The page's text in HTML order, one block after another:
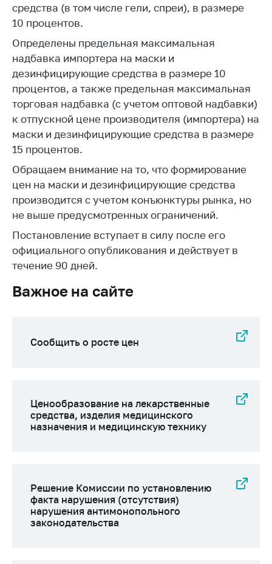
Выставочная
деятельность в
Республике
Беларусь
Защита
персональных
данных
Новости
Обратиться в МАРТ
Личный прием
граждан и юр. лиц
Прямaя телефоннaя
линия
Горячая линия
Электронные
обращения
Сообщить о росте
цен на лекарства и
Адрес и режим
работы
Горячая линия
Пресс-служба
Вышестоящий
средства (в том числе гели, спреи), в размере
10 процентов.
Определены предельная максимальная
надбавка импортера на маски и
дезинфицирующие средства в размере 10
процентов, а также предельная максимальная
торговая надбавка (с учетом оптовой надбавки)
к отпускной цене производителя (импортера) на
маски и дезинфицирующие средства в размере
15 процентов.
Обращаем внимание на то, что формирование
цен на маски и дезинфицирующие средства
производится с учетом конъюнктуры рынка, но
не выше предусмотренных ограничений.
Постановление вступает в силу после его
официального опубликования и действует в
течение 90 дней.
Важное на сайте
Сообщить о росте цен
Ценообразование на лекарственные
средства, изделия медицинского
назначения и медицинскую технику
Решение Комиссии по установлению
факта нарушения (отсутствия)
нарушения антимонопольного
законодательства